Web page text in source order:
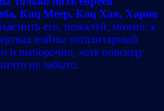
Кац Меер, Кац Хая, Харик
его, пожалуй, можно: к
войны тоталитарный
и выборочно, хотя повсюду
не забыто.